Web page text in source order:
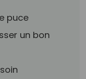
puce
un bon